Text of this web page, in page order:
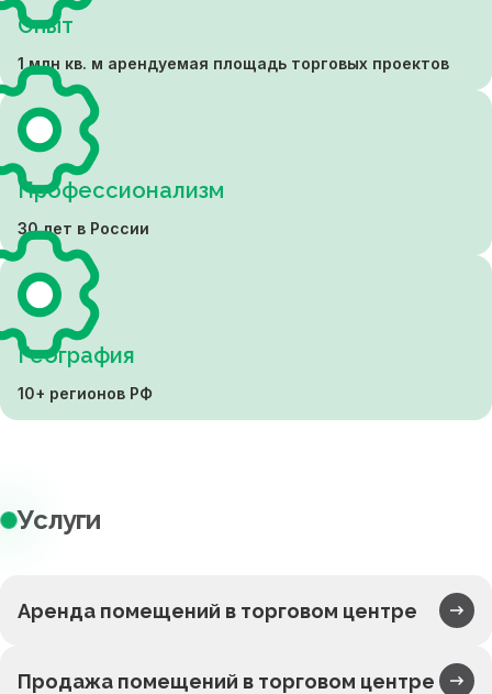
Опыт
1 млн кв. м арендуемая площадь торговых проектов
Профессионализм
30 лет в России
География
10+ регионов РФ
Услуги
Аренда помещений в торговом центре
Продажа помещений в торговом центре